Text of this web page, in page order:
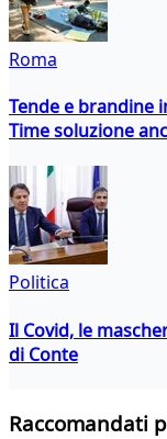
Roma
Tende e brandine
Time soluzione
Politica
Il Covid, le
di Conte
Raccomandati